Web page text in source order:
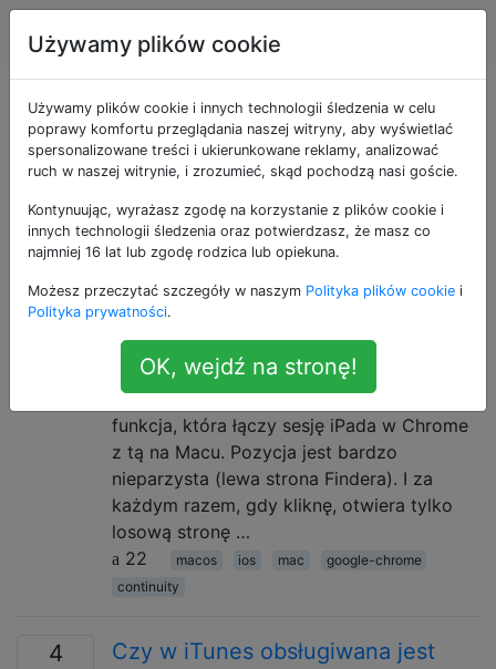
Apple Tagi
Pytania otagowane
jako continuity
2
Niezwykła ikona Docku
pojawiająca się w OS X 10.10
Yosemite
Ostatnio pojawia się ten niezwykły „klon”
ikony Chrome pojawiający się po lewej
stronie Docka. Wychodzi losowo.
Początkowo myślałem, że jest to nowa
funkcja, która łączy sesję iPada w Chrome
z tą na Macu. Pozycja jest bardzo
nieparzysta (lewa strona Findera). I za
każdym razem, gdy kliknę, otwiera tylko
losową stronę …
22
macos ios mac
google-chrome
continuity
4
Czy w iTunes obsługiwana jest
Używamy plików cookie
Używamy plików cookie i innych technologii śledzenia w celu
poprawy komfortu przeglądania naszej witryny, aby wyświetlać
spersonalizowane treści i ukierunkowane reklamy, analizować
ruch w naszej witrynie, i zrozumieć, skąd pochodzą nasi goście.
Kontynuując, wyrażasz zgodę na korzystanie z plików cookie i
innych technologii śledzenia oraz potwierdzasz, że masz co
najmniej 16 lat lub zgodę rodzica lub opiekuna.
Możesz przeczytać szczegóły w naszym Polityka plików cookie i
Polityka prywatności.
OK, wejdź na stronę!